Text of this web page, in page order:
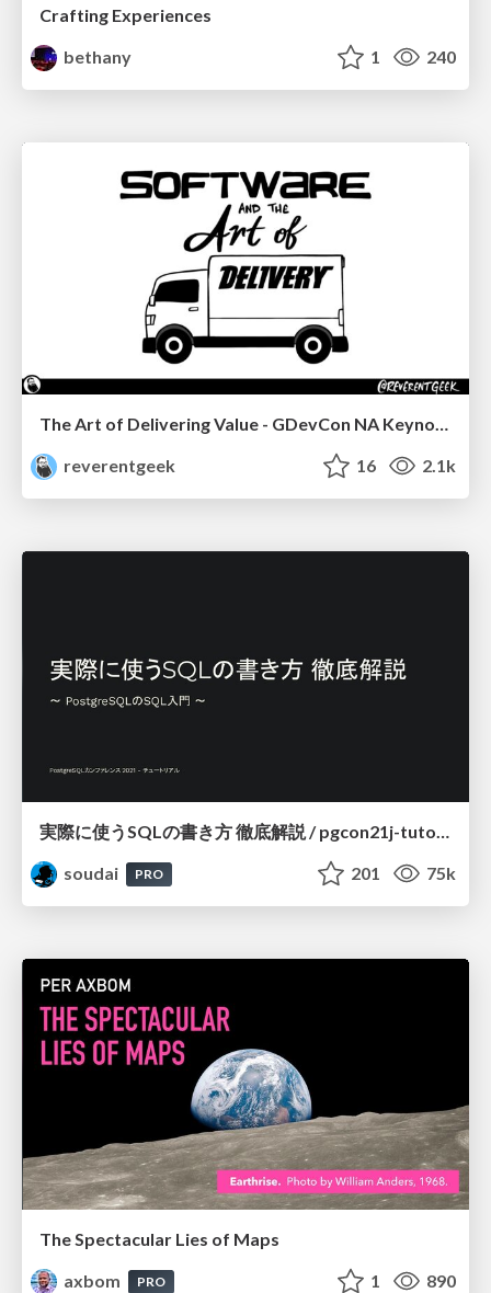
Crafting Experiences
bethany
1 240
reverentgeek
16 2.1k
実際に使うSQLの書き方 徹底解説 / pgcon21j-tutorial
soudai
PRO 201 75k
The Spectacular Lies of Maps
axbom
PRO 1 890